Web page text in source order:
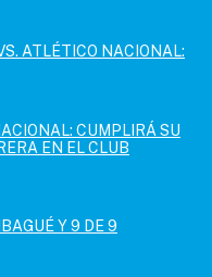
ATLÉTICO NACIONAL:
CUMPLIRÁ SU
EN EL CLUB
Y 9 DE 9